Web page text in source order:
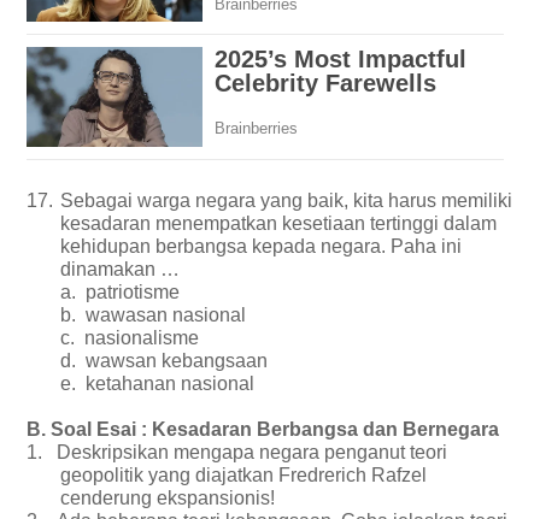
17. Sebagai warga negara yang baik, kita harus memiliki
kesadaran menempatkan kesetiaan tertinggi dalam
kehidupan berbangsa kepada negara. Paha ini
dinamakan …
a. patriotisme
b. wawasan nasional
c. nasionalisme
d. wawsan kebangsaan
e.
ketahanan nasional
B. Soal Esai : Kesadaran Berbangsa dan Bernegara
1.
Deskripsikan mengapa negara penganut teori
geopolitik yang diajatkan Fredrerich Rafzel
cenderung ekspansionis!